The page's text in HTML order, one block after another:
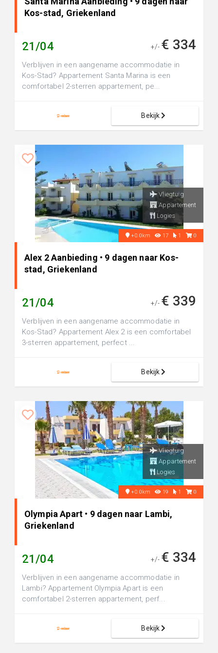
Kos-stad, Griekenland
21/04 +/- € 334
Verblijven in een aangename accommodatie in
Kos-Stad? Appartement Santa Marina is een
comfortabel 2-sterren appartement, pe...
Bekijk
Vliegtuig
Appartement
Logies
+0.0km 17 1 0
Alex 2 Aanbieding • 9 dagen naar Kos-
stad, Griekenland
21/04 +/- € 339
Verblijven in een aangename accommodatie in
Kos-Stad? Appartement Alex 2 is een comfortabel
3-sterren appartement, perfect ...
Bekijk
Vliegtuig
Appartement
Logies
+0.0km 19 1 0
Olympia Apart • 9 dagen naar Lambi,
Griekenland
21/04 +/- € 334
Verblijven in een aangename accommodatie in
Lambi? Appartement Olympia Apart is een
comfortabel 2-sterren appartement, perf...
Bekijk